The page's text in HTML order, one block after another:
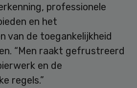
professionele
en het
van de toegankelijkheid
“Men raakt gefrustreerd
en de
regels.”